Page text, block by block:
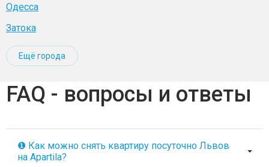
Одесса
Затока
Ещё города
FAQ - вопросы и ответы
❶ Как можно снять квартиру посуточно Львов
на Apartila?